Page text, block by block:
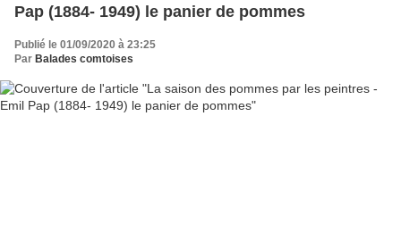
Pap (1884- 1949) le panier de pommes
Publié le 01/09/2020 à 23:25
Par Balades comtoises